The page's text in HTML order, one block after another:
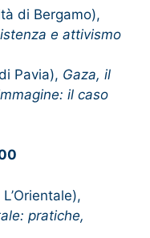
di Bergamo),
e attivismo
Pavia), Gaza, il
il caso
pratiche,